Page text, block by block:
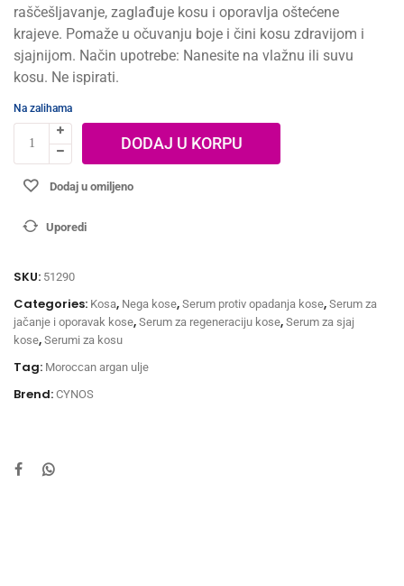
raščešljavanje, zaglađuje kosu i oporavlja oštećene
krajeve. Pomaže u očuvanju boje i čini kosu zdravijom i
sjajnijom. Način upotrebe: Nanesite na vlažnu ili suvu
kosu. Ne ispirati.
Na zalihama
DODAJ U KORPU
Dodaj u omiljeno
Uporedi
SKU: 51290
Categories: Kosa, Nega kose, Serum protiv opadanja kose, Serum za
jačanje i oporavak kose, Serum za regeneraciju kose, Serum za sjaj
kose, Serumi za kosu
Tag: Moroccan argan ulje
Brend: CYNOS